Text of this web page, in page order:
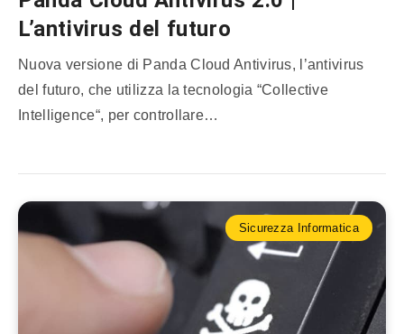
L’antivirus del futuro
Nuova versione di Panda Cloud Antivirus, l’antivirus
del futuro, che utilizza la tecnologia “Collective
Intelligence“, per controllare…
Sicurezza Informatica